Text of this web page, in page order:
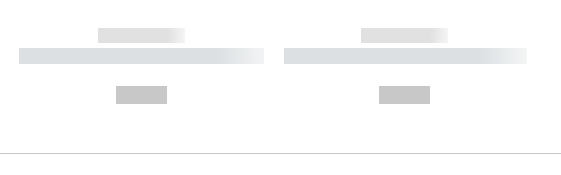
------------
----------- ----------- ----------
------------
----------- ----------- ----------